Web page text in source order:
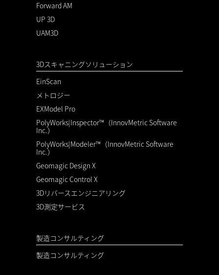
Forward AM
UP 3D
UAM3D
3Dスキャニングソリューション
EinScan
メトロジー
EXModel Pro
PolyWorks|Inspector™（InnovMetric Software
Inc.）
PolyWorks|Modeler™（InnovMetric Software
Inc.）
Geomagic Design X
Geomagic Control X
3Dリバースエンジニアリング
3D測定サービス
製造コンサルティング
製造コンサルティング